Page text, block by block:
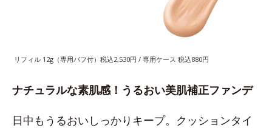
リフィル 12g（専用パフ付）税込2,530円 / 専用ケース 税込880円
ナチュラルな素肌感！うるおい美肌補正ファンデ
日中もうるおいしっかりキープ。クッションタイ